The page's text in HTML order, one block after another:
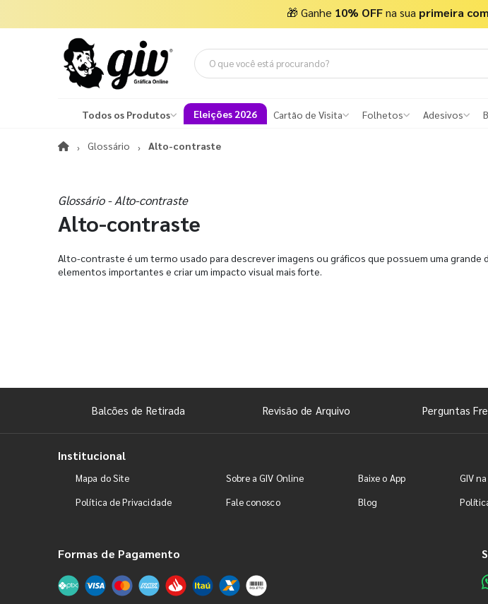
🎁 Ganhe 10% OFFna sua primeira
Todos os Produtos Eleições 2026 Cartão de Visita Folhetos Adesivos
Glossário Alto-contraste
Glossário - Alto-contraste
Alto-contraste
Alto-contraste é um termo usado para descrever imagens ou gráficos que possuem uma grande
elementos importantes e criar um impacto visual mais forte.
Balcões de Retirada Revisão de Arquivo Perguntas
Institucional
Mapa do Site Sobre a GIV Online Baixe o App GIV
Política de Privacidade
Fale conosco Blog
Formas de Pagamento